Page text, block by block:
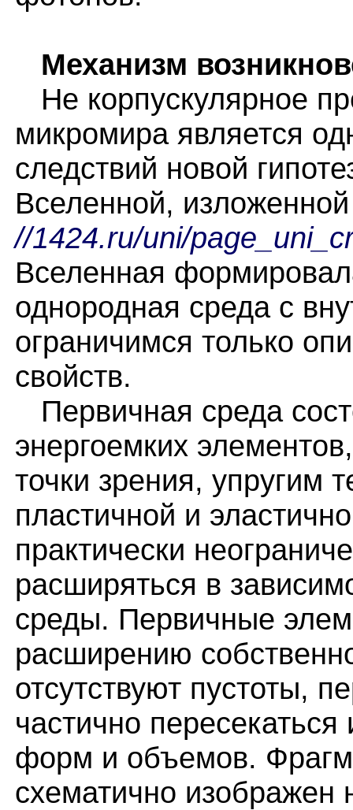
Механизм
Не корпускулярное
микромира является
следствий новой
Вселенной,
//1424.ru/uni/
Вселенная
однородная среда с
ограничимся только
свойств.
Первичная среда
энергоемких
точки зрения, упругим
пластичной и
практически
расширяться в
среды. Первичные
расширению
отсутствуют пустоты,
частично
форм и объемов.
схематично изображен